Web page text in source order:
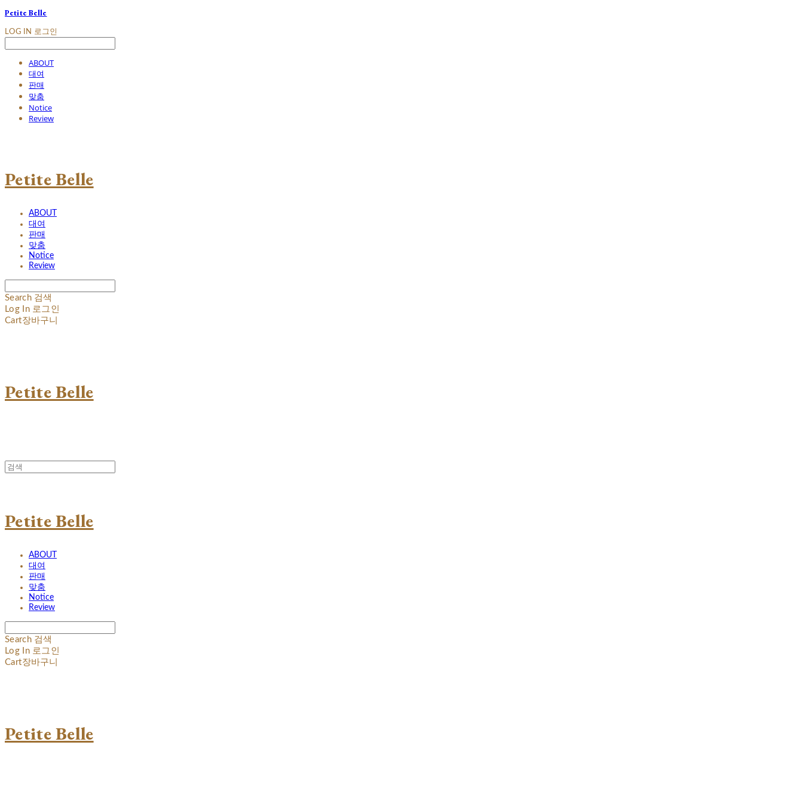
Petite Belle
LOG IN 로그인
ABOUT
대여
판매
맞춤
Notice
Review
Petite Belle
ABOUT
대여
판매
맞춤
Notice
Review
Search 검색
Log In 로그인
Cart장바구니
Petite Belle
Petite Belle
ABOUT
대여
판매
맞춤
Notice
Review
Search 검색
Log In 로그인
Cart장바구니
Petite Belle